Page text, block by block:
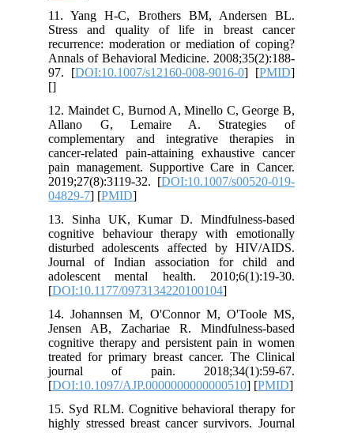
11. Yang H-C, Brothers BM, Andersen BL.
Stress and quality of life in breast cancer
recurrence: moderation or mediation of coping?
Annals of Behavioral Medicine. 2008;35(2):188-
97. [DOI:10.1007/s12160-008-9016-0 ] [PMID
12. Maindet C, Burnod A, Minello C, George B,
Allano G, Lemaire A. Strategies of
complementary and integrative therapies in
cancer-related pain-attaining exhaustive cancer
pain management. Supportive Care in Cancer.
2019;27(8):3119-32. [DOI:10.1007/s00520-019-
04829-7] [PMID
13. Sinha UK, Kumar D. Mindfulness-based
cognitive behaviour therapy with emotionally
disturbed adolescents affected by HIV/AIDS.
Journal of Indian association for child and
adolescent mental health. 2010;6(1):19-30.
[DOI:10.1177/0973134220100104
14. Johannsen M, O'Connor M, O'Toole MS,
Jensen AB, Zachariae R. Mindfulness-based
cognitive therapy and persistent pain in women
treated for primary breast cancer. The Clinical
journal of pain. 2018;34(1):59-67.
[DOI:10.1097/AJP.0000000000000510] [PMID
15. Syd RLM. Cognitive behavioral therapy for
highly stressed breast cancer survivors. Journal